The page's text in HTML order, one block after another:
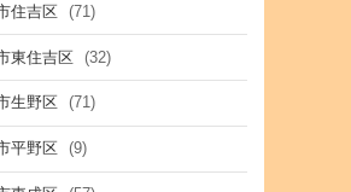
住吉区 (71)
東住吉区 (32)
生野区 (71)
平野区 (9)